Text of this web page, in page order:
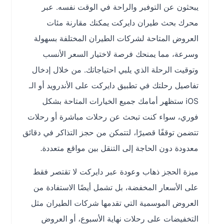
يبحثون عن التوفير والراحة في الوقت نفسه. عبر
محرك بحث طيران دايركت يمكنك مقارنة مئات
العروض المتاحة لشركات الطيران المختلفة بسهولة
وسرعة، مما يمنحك فرصة لاختيار السعر الأنسب
وتوقيت الرحلة الذي يلبي احتياجاتك. من خلال إدخال
تفاصيل رحلتك في تطبيق دايركت على الأندرويد أو الـ
iOS ستظهر أمامك جميع الخيارات المتاحة بشكل
فوري، سواء كنت تبحث عن رحلات مباشرة أو رحلات
تتضمن توقفًا قصيرًا، لتتمكن من حجز التذاكر في دقائق
معدودة دون الحاجة إلى التنقل بين مواقع متعددة.
ميزة الحجز ذهاب وعودة عبر دايركت لا تقتصر فقط
على الأسعار المخفضة، بل تشمل أيضًا الاستفادة من
العروض الموسمية التي تقدمها شركات الطيران مثل
التخفيضات على رحلات نهاية الأسبوع، أو العروض